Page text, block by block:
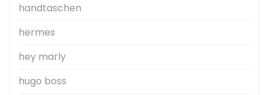
handtaschen
hermes
hey marly
hugo boss